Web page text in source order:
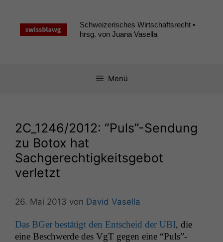
springen
Schweizerisches Wirtschaftsrecht •
hrsg. von Juana Vasella
Menü
2C_1246/2012: “Puls”-Sendung
zu Botox hat
Sachgerechtigkeitsgebot
verletzt
26. Mai 2013 von David Vasella
Das BGer bestätigt den Entscheid der UBI, die
eine Beschw­erde des VgT gegen eine “Puls”-